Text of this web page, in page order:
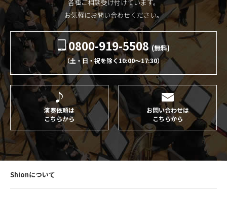
各種ご相談受け付けています。
お気軽にお問い合わせください。
0800-919-5508 (無料)
（土・日・祝を除く10:00〜17:30）
演奏依頼は
こちらから
お問い合わせは
こちらから
Shionについて